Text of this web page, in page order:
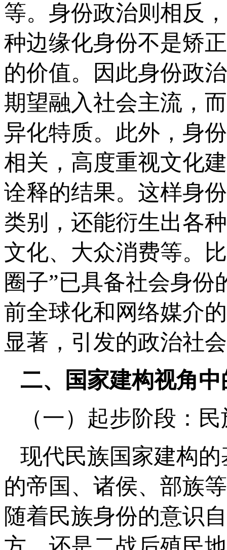
等。身份政治则相反
种边缘化身份不是矫
的价值。因此身份政
期望融入社会主流，
异化特质。此外，身
相关，高度重视文化
诠释的结果。这样身
类别，还能衍生出各
文化、大众消费等。
圈子”已具备社会身
前全球化和网络媒介
显著，引发的政治社
二、国家建构视角
（一）起步阶段：
现代民族国家建构
的帝国、诸侯、部族
随着民族身份的意识